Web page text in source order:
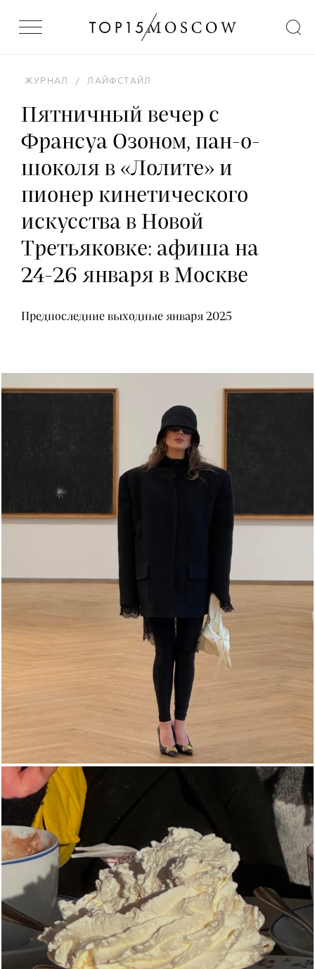
ЖУРНАЛ / ЛАЙФСТАЙЛ
Пятничный вечер с
Франсуа Озоном, пан-о-
шоколя в «Лолите» и
пионер кинетического
искусства в Новой
Третьяковке: афиша на
24-26 января в Москве
Предпоследние выходные января 2025